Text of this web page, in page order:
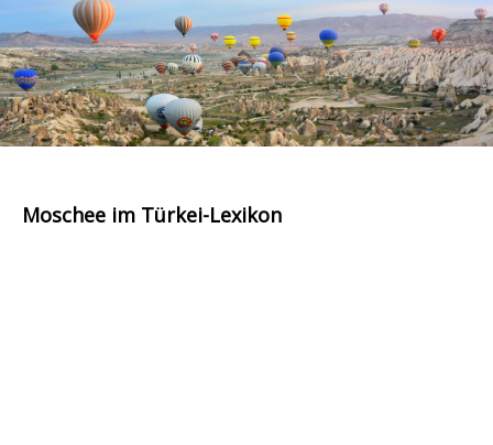
Moschee im Türkei-Lexikon